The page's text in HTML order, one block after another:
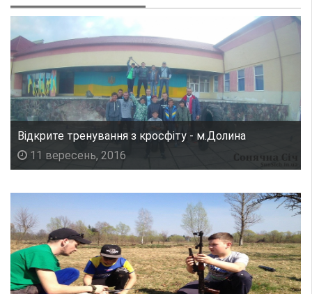
Відкрите тренування з кросфіту - м.Долина
11 вересень, 2016